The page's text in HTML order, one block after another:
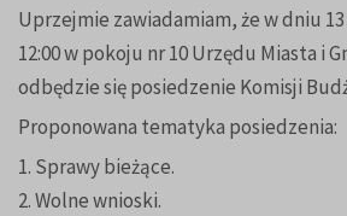
Uprzejmie zawiadamiam, że w dniu 13
12:00 w pokoju nr 10 Urzędu Miasta i
odbędzie się posiedzenie Komisji
Proponowana tematyka posiedzenia:
1. Sprawy bieżące.
2. Wolne wnioski.